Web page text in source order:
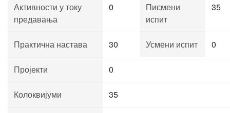
Активности у току
предавања
0
Писмени
испит
35
Практична настава 30 Усмени испит 0
Пројекти 0
Колоквијуми 35